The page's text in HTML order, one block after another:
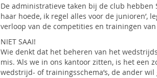
De administratieve taken bij de club hebben
haar hoede, ik regel alles voor de junioren’,
verloop van de competities en trainingen van
NIET SAAI!
Wie denkt dat het beheren van het
mis. ‘Als we in ons kantoor zitten, is het een
wedstrijd- of trainingsschema’s, de ander